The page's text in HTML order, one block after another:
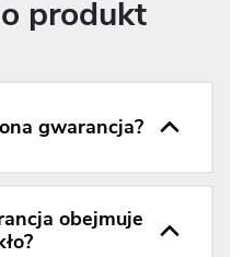
produkt
gwarancja?
obejmuje